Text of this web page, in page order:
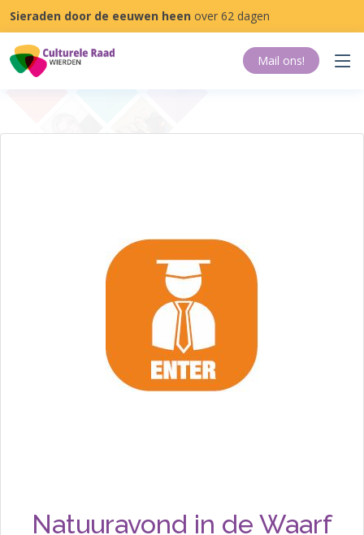
Sieraden door de eeuwen heen over 62 dagen
Mail ons!
Natuuravond in de Waarf